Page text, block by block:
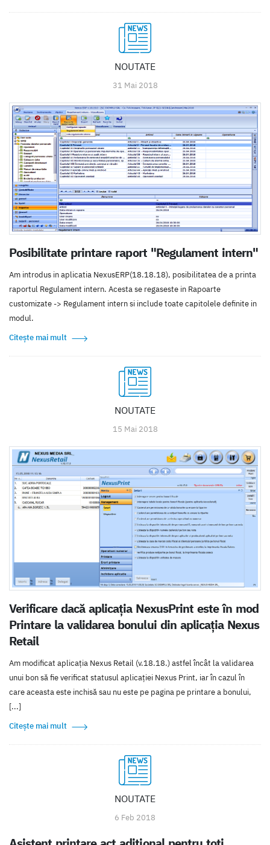
NOUTATE
31 Mai 2018
Posibilitate printare raport "Regulament intern"
Am introdus in aplicatia NexusERP(18.18.18), posibilitatea de a printa
raportul Regulament intern. Acesta se regaseste in Rapoarte
customizate -> Regulament intern si include toate capitolele definite in
modul.
Citește mai mult
NOUTATE
15 Mai 2018
Verificare dacă aplicația NexusPrint este în mod
Printare la validarea bonului din aplicația Nexus
Retail
Am modificat aplicația Nexus Retail (v.18.18.) astfel încât la validarea
unui bon să fie verificat statusul aplicației Nexus Print, iar în cazul în
care aceasta este inchisă sau nu este pe pagina pe printare a bonului,
[...]
Citește mai mult
NOUTATE
6 Feb 2018